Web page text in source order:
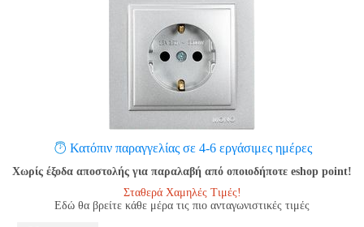
Κατόπιν παραγγελίας σε 4-6 εργάσιμες ημέρες
Χωρίς έξοδα αποστολής για παραλαβή από οποιοδήποτε eshop point!
Σταθερά Χαμηλές Τιμές!
Εδώ θα βρείτε κάθε μέρα τις πιο ανταγωνιστικές τιμές